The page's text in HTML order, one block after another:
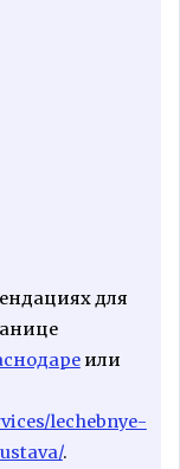
для
или
lechebnye-
.